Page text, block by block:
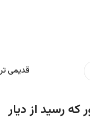
قدیمی تر
که رسید از دیار